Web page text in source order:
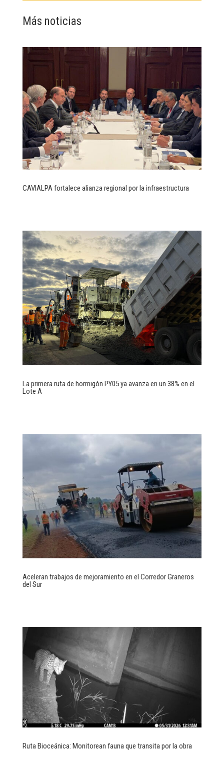
Más noticias
CAVIALPA fortalece alianza regional por la infraestructura
La primera ruta de hormigón PY05 ya avanza en un 38% en el
Lote A
Aceleran trabajos de mejoramiento en el Corredor Graneros
del Sur
Ruta Bioceánica: Monitorean fauna que transita por la obra